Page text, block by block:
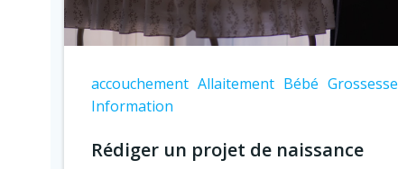
accouchement Allaitement Bébé Grossesse
Information
Rédiger un projet de naissance